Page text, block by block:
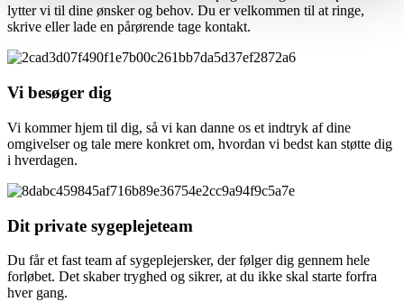
lytter vi til dine ønsker og behov. Du er velkommen til at ringe,
skrive eller lade en pårørende tage kontakt.
Vi besøger dig
Vi kommer hjem til dig, så vi kan danne os et indtryk af dine
omgivelser og tale mere konkret om, hvordan vi bedst kan støtte dig
i hverdagen.
Dit private sygeplejeteam
Du får et fast team af sygeplejersker, der følger dig gennem hele
forløbet. Det skaber tryghed og sikrer, at du ikke skal starte forfra
hver gang.